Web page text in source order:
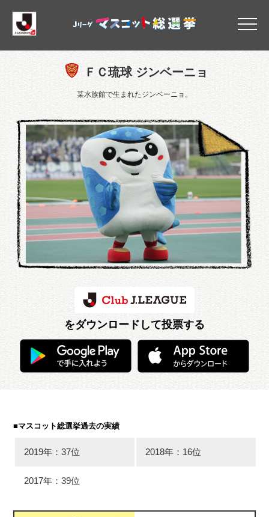
ＦＣ琉球
ＦＣ琉球 ジンベーニョ
某水族館で生まれたジンベーニョ。
をダウンロードして投票する
■マスコット総選挙過去の実績
2019年：37位 2018年：16位
2017年：39位